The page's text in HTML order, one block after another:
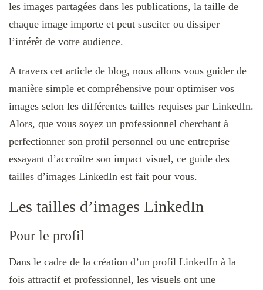
les images partagées dans les publications, la taille de
chaque image importe et peut susciter ou dissiper
l’intérêt de votre audience.
A travers cet article de blog, nous allons vous guider de
manière simple et compréhensive pour optimiser vos
images selon les différentes tailles requises par LinkedIn.
Alors, que vous soyez un professionnel cherchant à
perfectionner son profil personnel ou une entreprise
essayant d’accroître son impact visuel, ce guide des
tailles d’images LinkedIn est fait pour vous.
Les tailles d’images LinkedIn
Pour le profil
Dans le cadre de la création d’un profil LinkedIn à la
fois attractif et professionnel, les visuels ont une